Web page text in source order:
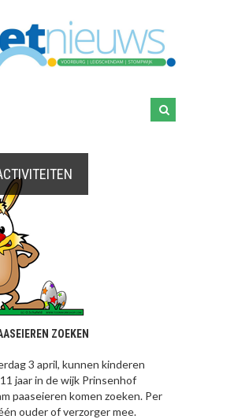
ZOEKEN
3 april, kunnen kinderen
jaar in de wijk Prinsenhof
paaseieren komen zoeken. Per
ouder of verzorger mee.